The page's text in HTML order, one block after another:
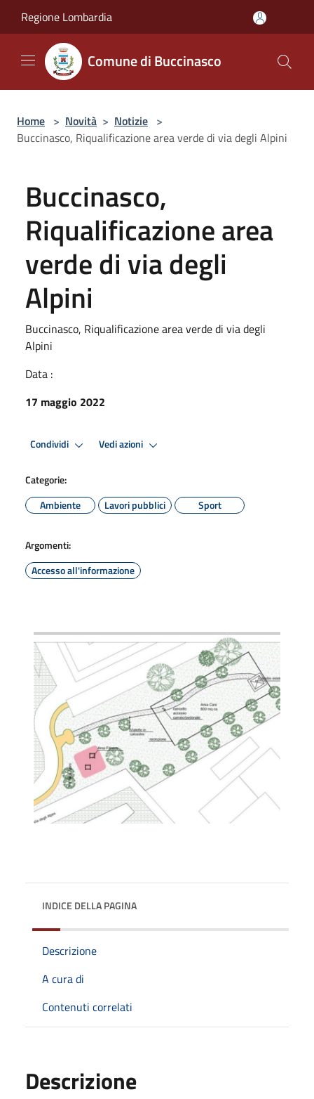
Regione Lombardia
Comune di Buccinasco
Home > Novità > Notizie >
Buccinasco, Riqualificazione area verde di via degli Alpini
Buccinasco,
Riqualificazione area
verde di via degli
Alpini
Buccinasco, Riqualificazione area verde di via degli
Alpini
Data :
17 maggio 2022
Condividi Vedi azioni
Categorie:
Ambiente
Lavori pubblici Sport
Argomenti:
Accesso all'informazione
INDICE DELLA PAGINA
Descrizione
A cura di
Contenuti correlati
Descrizione